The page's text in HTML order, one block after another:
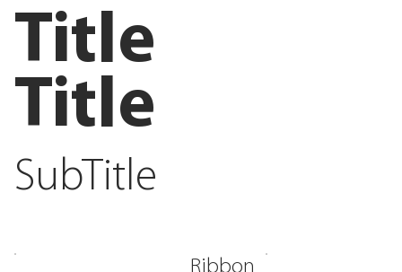
Title
Title
SubTitle
Ribbon